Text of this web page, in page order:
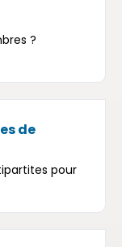
?
de
pour